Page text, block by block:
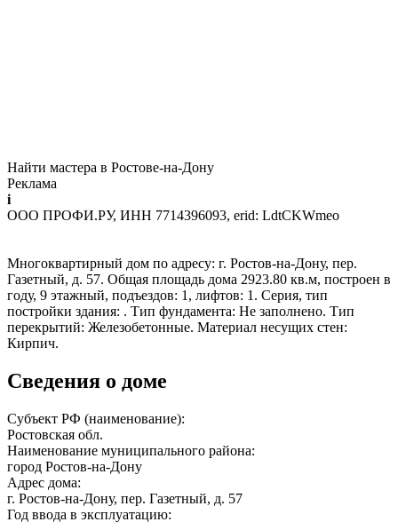
Найти мастера в Ростове-на-Дону
Реклама
i
ООО ПРОФИ.РУ, ИНН 7714396093, erid: LdtCKWmeo
Многоквартирный дом по адресу: г. Ростов-на-Дону, пер.
Газетный, д. 57. Общая площадь дома 2923.80 кв.м, построен в
году, 9 этажный, подъездов: 1, лифтов: 1. Серия, тип
постройки здания: . Тип фундамента: Не заполнено. Тип
перекрытий: Железобетонные. Материал несущих стен:
Кирпич.
Сведения о доме
Субъект РФ (наименование):
Ростовская обл.
Наименование муниципального района:
город Ростов-на-Дону
Адрес дома:
г. Ростов-на-Дону, пер. Газетный, д. 57
Год ввода в эксплуатацию: